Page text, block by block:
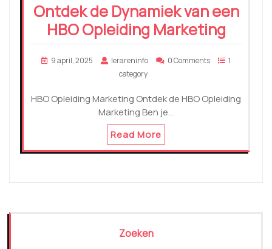
Ontdek de Dynamiek van een
HBO Opleiding Marketing
9 april, 2025 lerareninfo 0 Comments
1
category
HBO Opleiding Marketing Ontdek de HBO Opleiding
Marketing Ben je…
Read More
Zoeken